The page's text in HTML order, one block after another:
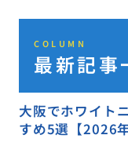
COLUMN
最新記事
大阪でホワイト
すめ5選【2026年